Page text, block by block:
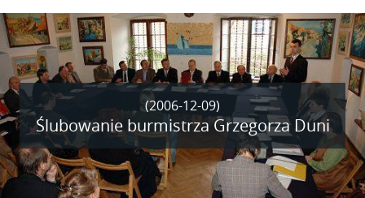
w roku ubiegłym odbędzie się na przełomie czerwca i
lipca, ale w zmienionej formule.
(2006-12-09)
Ślubowanie burmistrza Grzegorza Duni